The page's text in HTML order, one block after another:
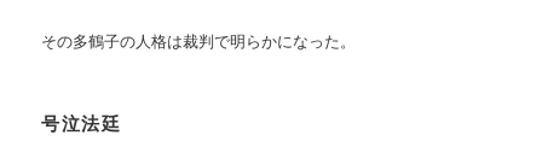
その多鶴子の人格は裁判で明らかになった。
号泣法廷